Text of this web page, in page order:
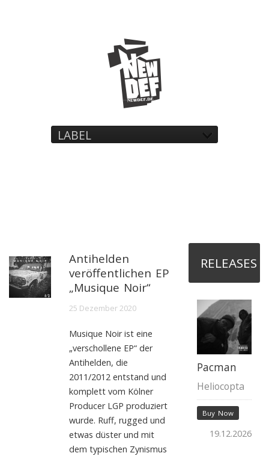
LABEL
Antihelden
veröffentlichen EP
„Musique Noir“
25 Dezember 2020
Musique Noir ist eine
„verschollene EP“ der
Antihelden, die
2011/2012 entstand und
komplett vom Kölner
Producer LGP produziert
wurde. Ruff, rugged und
etwas düster und mit
dem typischen Zynismus
RELEASES
Pacman
Heliocopta
Buy Now
19.12.2026